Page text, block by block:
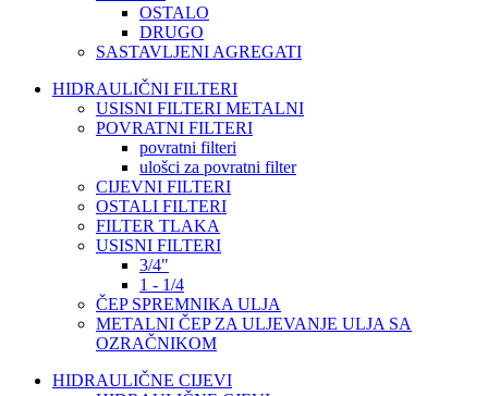
OSTALO
DRUGO
SASTAVLJENI AGREGATI
HIDRAULIČNI FILTERI
USISNI FILTERI METALNI
POVRATNI FILTERI
povratni filteri
ulošci za povratni filter
CIJEVNI FILTERI
OSTALI FILTERI
FILTER TLAKA
USISNI FILTERI
3/4"
1 - 1/4
ČEP SPREMNIKA ULJA
METALNI ČEP ZA ULJEVANJE ULJA SA
OZRAČNIKOM
HIDRAULIČNE CIJEVI